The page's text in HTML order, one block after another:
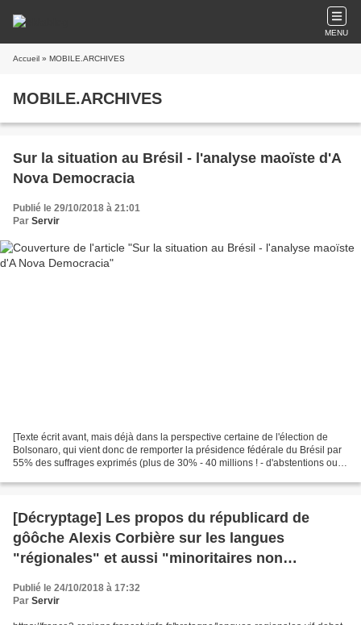
MENU
Accueil » MOBILE.ARCHIVES
MOBILE.ARCHIVES
Sur la situation au Brésil - l'analyse maoïste d'A
Nova Democracia
Publié le 29/10/2018 à 21:01
Par Servir
[Texte écrit avant, mais déjà dans la perspective certaine de l'élection de
Bolsonaro, qui vient donc de remporter la présidence fédérale du Brésil par
55% des suffrages exprimés (plus de 30% - 40 millions ! - d'abstentions ou
[Décryptage] Les propos du républicard de
gôôche Alexis Corbière sur les langues
"régionales" et aussi "minoritaires non
Publié le 24/10/2018 à 17:32
Par Servir